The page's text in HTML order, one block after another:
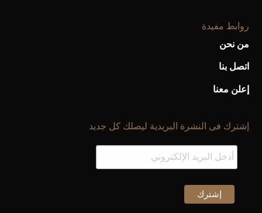
روابط مفيدة
من نحن
اتصل بنا
إعلن معنا
إشترك فى النشرة البريدية ليصلك كل جديد